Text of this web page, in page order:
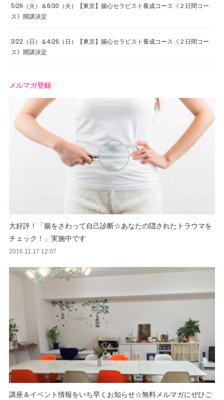
5/26（火）＆6/30（火）【東京】腸心セラピスト養成コース《２日間コー
ス》開講決定
3/22（日）＆4/26（日）【東京】腸心セラピスト養成コース《２日間コー
ス》開講決定
メルマガ登録
大好評！「腸をさわって自己診断☆あなたの隠されたトラウマを
チェック！」実施中です
2016.11.17 12:07
講座＆イベント情報をいち早くお知らせ☆無料メルマガにぜひご